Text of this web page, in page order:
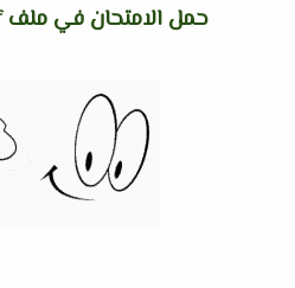
حمل الامتحان في ملف pdf جاهز للطباعة